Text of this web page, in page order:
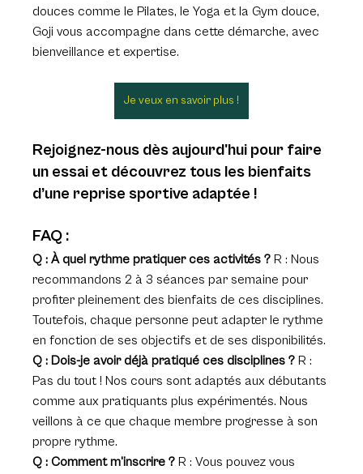
douces comme le Pilates, le Yoga et la Gym douce,
Goji vous accompagne dans cette démarche, avec
bienveillance et expertise.
Je veux en savoir plus !
Rejoignez-nous dès aujourd'hui pour faire
un essai et découvrez tous les bienfaits
d’une reprise sportive adaptée !
FAQ :
Q : À quel rythme pratiquer ces activités ? R : Nous
recommandons 2 à 3 séances par semaine pour
profiter pleinement des bienfaits de ces disciplines.
Toutefois, chaque personne peut adapter le rythme
en fonction de ses objectifs et de ses disponibilités.
Q : Dois-je avoir déjà pratiqué ces disciplines ? R :
Pas du tout ! Nos cours sont adaptés aux débutants
comme aux pratiquants plus expérimentés. Nous
veillons à ce que chaque membre progresse à son
propre rythme.
Q : Comment m'inscrire ? R : Vous pouvez vous